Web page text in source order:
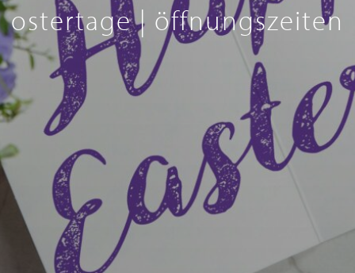
ostertage | öffnungszeiten